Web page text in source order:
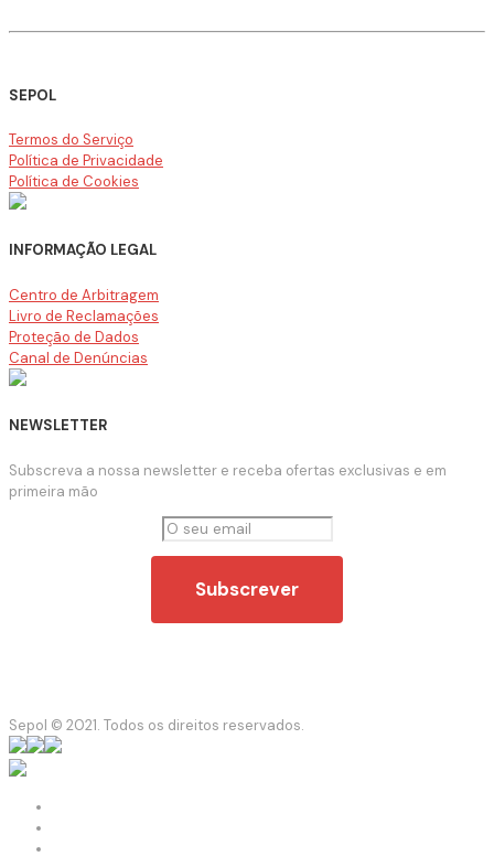
SEPOL
Termos do Serviço
Política de Privacidade
Política de Cookies
INFORMAÇÃO LEGAL
Centro de Arbitragem
Livro de Reclamações
Proteção de Dados
Canal de Denúncias
NEWSLETTER
Subscreva a nossa newsletter e receba ofertas exclusivas e em
primeira mão
Sepol © 2021. Todos os direitos reservados.